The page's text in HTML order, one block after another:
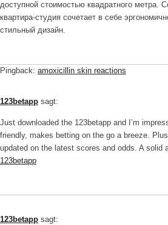
доступной стоимостью квадратного метра.
квартира-студия сочетает в себе
стильный дизайн.
Pingback: amoxicillin skin reactions
123betapp sagt:
Just downloaded the 123betapp and I’m
friendly, makes betting on the go a breeze.
updated on the latest scores and odds. A solid
123betapp
123betapp sagt: